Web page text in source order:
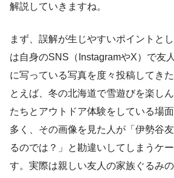
解説していきますね。
まず、誤解が生じやすいポイントと
は自身のSNS（InstagramやX）で友
に写っている写真を度々投稿してき
とえば、冬の北海道で雪遊びを楽し
たちとアウトドア体験をしている場
多く、その画像を見た人が「伊勢谷
るのでは？」と勘違いしてしまうケ
す。実際は親しい友人の家族ぐるみ